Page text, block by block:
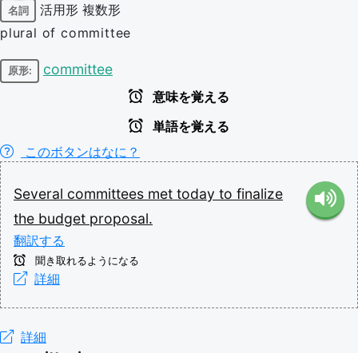
名詞 活用形 複数形
plural of committee
原形: committee
意味を覚える
単語を覚える
このボタンはなに？
Several committees met today to finalize
the budget proposal.
翻訳する
聞き取れるようになる
詳細
詳細